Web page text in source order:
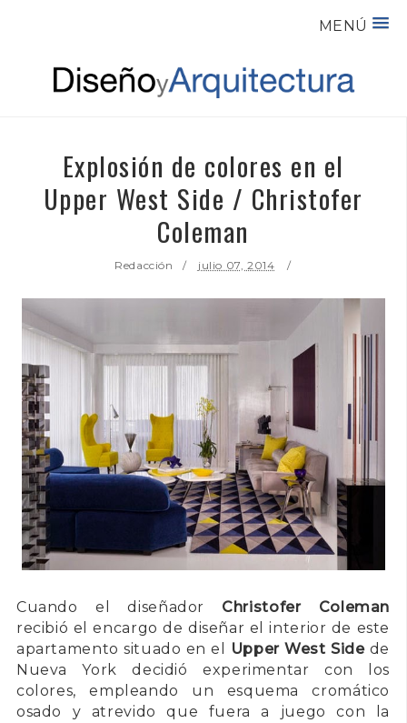
MENÚ
Explosión de colores en el
Upper West Side / Christofer
Coleman
Redacción julio 07, 2014
Cuando el diseñador Christofer Coleman
recibió el encargo de diseñar el interior de este
apartamento situado en el
Upper West Side de
Nueva York decidió experimentar con los
colores, empleando un esquema cromático
osado y atrevido que fuera a juego con la